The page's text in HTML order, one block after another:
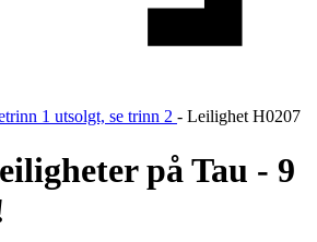
1 utsolgt, se trinn 2 - Leilighet H0207
på Tau - 9